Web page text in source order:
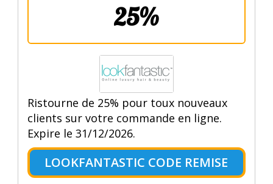
25%
Ristourne de 25% pour toux nouveaux
clients sur votre commande en ligne.
Expire le 31/12/2026.
LOOKFANTASTIC CODE REMISE